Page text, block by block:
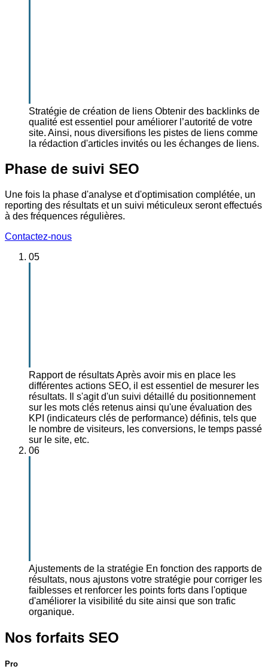
Stratégie de création de liens Obtenir des backlinks de
qualité est essentiel pour améliorer l’autorité de votre
site. Ainsi, nous diversifions les pistes de liens comme
la rédaction d'articles invités ou les échanges de liens.
Phase de suivi SEO
Une fois la phase d'analyse et d'optimisation complétée, un
reporting des résultats et un suivi méticuleux seront effectués
à des fréquences régulières.
Contactez-nous
05
Rapport de résultatsAprès avoir mis en place les
différentes actions SEO, il est essentiel de mesurer les
résultats. Il s'agit d'un suivi détaillé du positionnement
sur les mots clés retenus ainsi qu'une évaluation des
KPI (indicateurs clés de performance) définis, tels que
le nombre de visiteurs, les conversions, le temps passé
sur le site, etc.
06
Ajustements de la stratégie En fonction des rapports de
résultats, nous ajustons votre stratégie pour corriger les
faiblesses et renforcer les points forts dans l'optique
d'améliorer la visibilité du site ainsi que son trafic
organique.
Nos forfaits SEO
Pro